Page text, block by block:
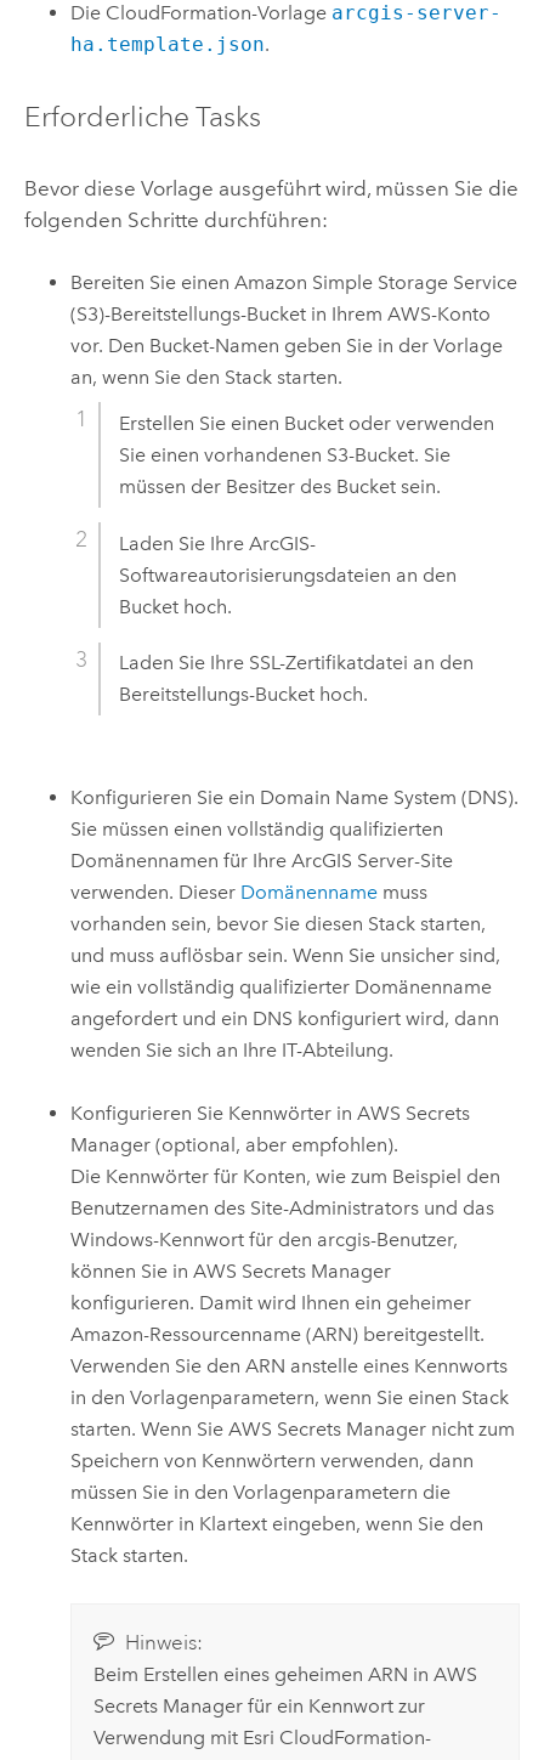
Die CloudFormation-Vorlage arcgis-server-
ha.template.json.
Erforderliche Tasks
Bevor diese Vorlage ausgeführt wird, müssen Sie die
folgenden Schritte durchführen:
Bereiten Sie einenAmazon Simple Storage Service
(S3)-Bereitstellungs-Bucket in IhremAWS-Konto
vor. Den Bucket-Namen geben Sie in der Vorlage
an, wenn Sie den Stack starten.
Erstellen Sie einen Bucket oder verwenden
Sie einen vorhandenen S3-Bucket. Sie
müssen der Besitzer des Bucket sein.
Laden Sie Ihre ArcGIS-
Softwareautorisierungsdateien an den
Bucket hoch.
Laden Sie Ihre SSL-Zertifikatdatei an den
Bereitstellungs-Bucket hoch.
Konfigurieren Sie ein Domain Name System (DNS).
Sie müssen einen vollständig qualifizierten
Domänennamen für IhreArcGIS Server-Site
verwenden. Dieser Domänenname muss
vorhanden sein, bevor Sie diesen Stack starten,
und muss auflösbar sein. Wenn Sie unsicher sind,
wie ein vollständig qualifizierter Domänenname
angefordert und ein DNS konfiguriert wird, dann
wenden Sie sich an Ihre IT-Abteilung.
Konfigurieren Sie Kennwörter inAWS Secrets
Manager (optional, aber empfohlen).
Die Kennwörter für Konten, wie zum Beispiel den
Benutzernamen des Site-Administrators und das
Windows-Kennwort für den arcgis-Benutzer,
können Sie inAWS Secrets Manager
konfigurieren. Damit wird Ihnen ein geheimer
Amazon-Ressourcenname (ARN) bereitgestellt.
Verwenden Sie den ARN anstelle eines Kennworts
in den Vorlagenparametern, wenn Sie einen Stack
starten. Wenn SieAWS Secrets Manager nicht zum
Speichern von Kennwörtern verwenden, dann
müssen Sie in den Vorlagenparametern die
Kennwörter in Klartext eingeben, wenn Sie den
Stack starten.
Hinweis:
Beim Erstellen eines geheimen ARN in AWS
Secrets Managerfür ein Kennwort zur
Verwendung mit Esri CloudFormation-